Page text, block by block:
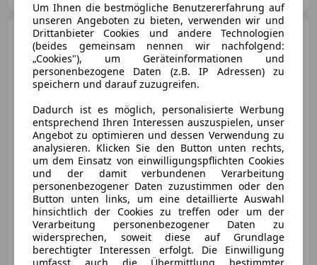
Porsche 997911 997.1 GT3
CS Ö-Auto mit erw. Käfig
€ 144 900
03/2007 70 633 km Benzin
305 kW (415 PS)
Um Ihnen die bestmögliche Benutzererfahrung auf
unseren Angeboten zu bieten, verwenden wir und
Drittanbieter Cookies und andere Technologien
(beides gemeinsam nennen wir nachfolgend:
„Cookies"), um Geräteinformationen und
personenbezogene Daten (z.B. IP Adressen) zu
speichern und darauf zuzugreifen.
Dadurch ist es möglich, personalisierte Werbung
entsprechend Ihren Interessen auszuspielen, unser
Angebot zu optimieren und dessen Verwendung zu
analysieren. Klicken Sie den Button unten rechts,
um dem Einsatz von einwilligungspflichten Cookies
und der damit verbundenen Verarbeitung
personenbezogener Daten zuzustimmen oder den
Button unten links, um eine detaillierte Auswahl
hinsichtlich der Cookies zu treffen oder um der
Verarbeitung personenbezogener Daten zu
widersprechen, soweit diese auf Grundlage
berechtigter Interessen erfolgt. Die Einwilligung